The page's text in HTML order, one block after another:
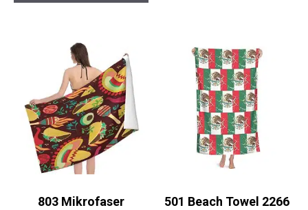
803 Mikrofaser
501 Beach Towel 2266